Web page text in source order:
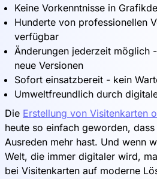
Keine Vorkenntnisse in
Hunderte von professionellen
verfügbar
Änderungen jederzeit möglich
neue Versionen
Sofort einsatzbereit - kein
Umweltfreundlich durch
Die Erstellung von Visitenkarten
heute so einfach geworden,
Ausreden mehr hast. Und wenn
Welt, die immer digitaler wird,
bei Visitenkarten auf moderne